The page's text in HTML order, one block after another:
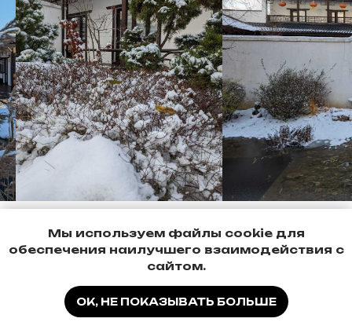
Варианты
Мы используем файлы cookie для
обеспечения наилучшего взаимодействия с
сайтом.
ОК, НЕ ПОКАЗЫВАТЬ БОЛЬШЕ